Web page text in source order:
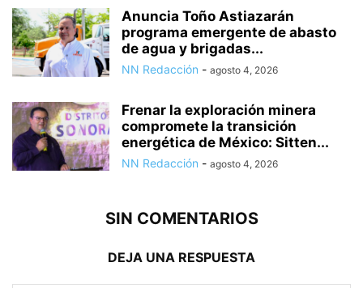
Anuncia Toño Astiazarán
programa emergente de abasto
de agua y brigadas...
NN Redacción - agosto 4, 2026
Frenar la exploración minera
compromete la transición
energética de México: Sitten...
NN Redacción - agosto 4, 2026
SIN COMENTARIOS
DEJA UNA RESPUESTA